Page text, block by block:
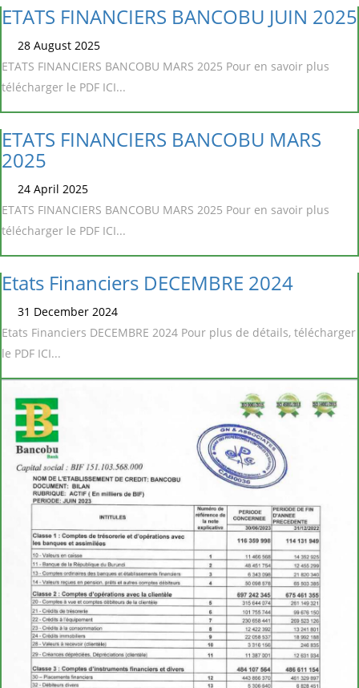
ETATS FINANCIERS BANCOBU JUIN 2025
28 August 2025
ETATS FINANCIERS BANCOBU MARS 2025 Pour en savoir plus
télécharger le PDF ICI...
ETATS FINANCIERS BANCOBU MARS
2025
24 April 2025
ETATS FINANCIERS BANCOBU MARS 2025 Pour en savoir plus
télécharger le PDF ICI...
Etats Financiers DECEMBRE 2024
31 December 2024
Etats Financiers DECEMBRE 2024 Pour plus de détails, télécharger
le PDF ICI...